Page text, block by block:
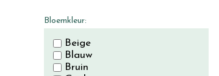
Bloemkleur:
Beige
Blauw
Bruin